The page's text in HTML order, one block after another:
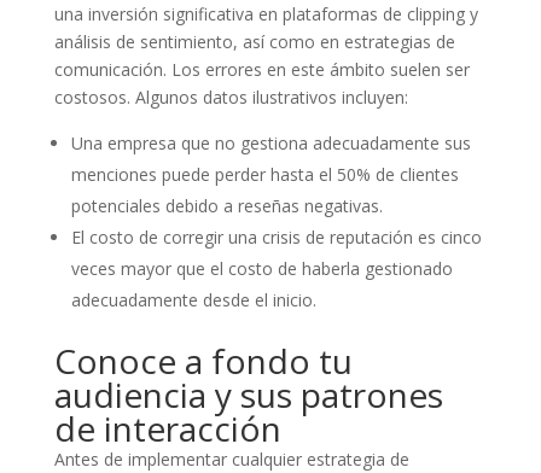
una inversión significativa en plataformas de clipping y
análisis de sentimiento, así como en estrategias de
comunicación. Los errores en este ámbito suelen ser
costosos. Algunos datos ilustrativos incluyen:
Una empresa que no gestiona adecuadamente sus
menciones puede perder hasta el 50% de clientes
potenciales debido a reseñas negativas.
El costo de corregir una crisis de reputación es cinco
veces mayor que el costo de haberla gestionado
adecuadamente desde el inicio.
Conoce a fondo tu
audiencia y sus patrones
de interacción
Antes de implementar cualquier estrategia de